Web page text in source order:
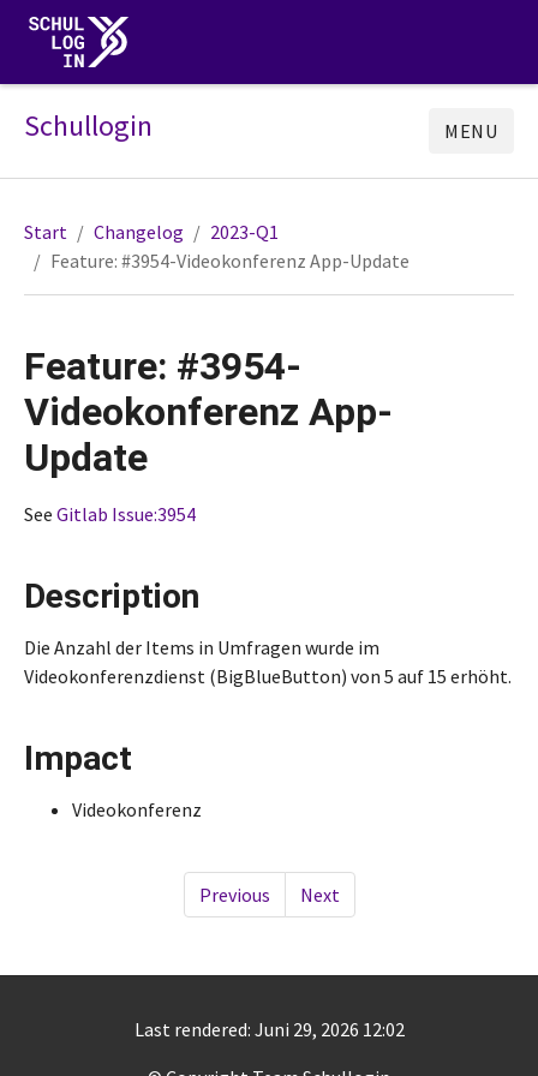
Schullogin MENU
Start Changelog
2023-Q1
Feature: #3954-Videokonferenz App-Update
Feature: #3954-
Videokonferenz App-
Update
See Gitlab Issue:3954
Description
Die Anzahl der Items in Umfragen wurde im
Videokonferenzdienst (BigBlueButton) von 5 auf 15 erhöht.
Impact
Videokonferenz
Previous Next
Last rendered: Juni 29, 2026 12:02